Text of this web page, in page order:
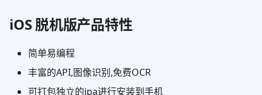
iOS 脱机版产品特性
简单易编程
丰富的API,图像识别,免费OCR
可打包独立的ipa进行安装到手机